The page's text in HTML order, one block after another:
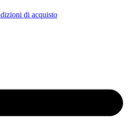
di acquisto